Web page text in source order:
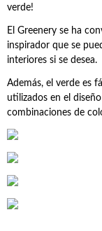
verde!
El Greenery se ha
inspirador que se
interiores si se desea.
Además, el verde es
utilizados en el
combinaciones de